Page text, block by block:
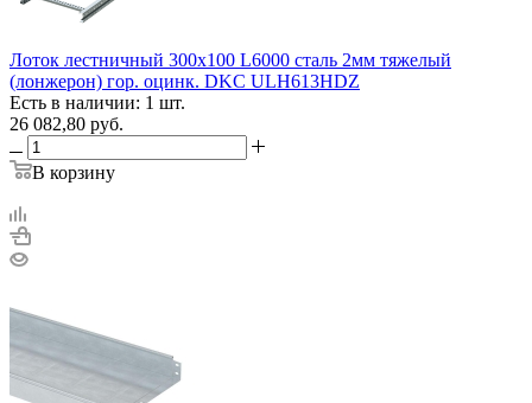
Лоток лестничный 300х100 L6000 сталь 2мм тяжелый
(лонжерон) гор. оцинк. DKC ULH613HDZ
Есть в наличии: 1 шт.
26 082,80 руб.
В корзину